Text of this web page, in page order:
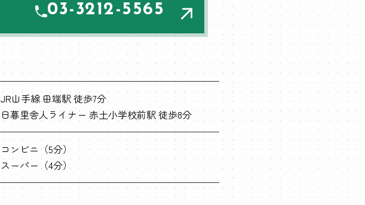
03-3212-5565
JR山手線 田端駅 徒歩7分
日暮里舎人ライナー 赤土小学校前駅 徒歩8分
コンビニ（5分）
スーパー（4分）